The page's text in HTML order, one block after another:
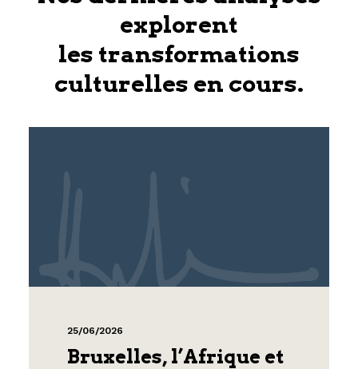
explorent
les transformations
culturelles en cours.
25/06/2026
Bruxelles, l’Afrique et